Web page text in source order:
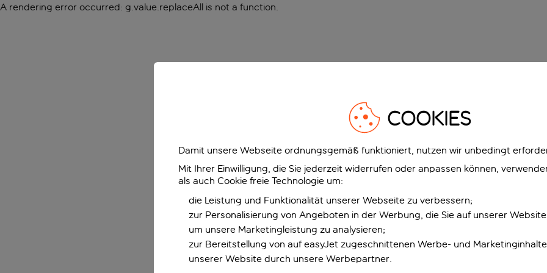
A rendering error occurred: g.value.replaceAll is not a function.
COOKIES
Damit unsere Webseite ordnungsgemäß funktioniert, nutzen wir unbedingt
Mit Ihrer Einwilligung, die Sie jederzeit widerrufen oder anpassen können,
als auch Cookie freie Technologie um:
die Leistung und Funktionalität unserer Webseite zu verbessern;
zur Personalisierung von Angeboten in der Werbung, die Sie auf unserer
um unsere Marketingleistung zu analysieren;
zur Bereitstellung von auf easyJet zugeschnittenen Werbe- und
unserer Website durch unsere Werbepartner.